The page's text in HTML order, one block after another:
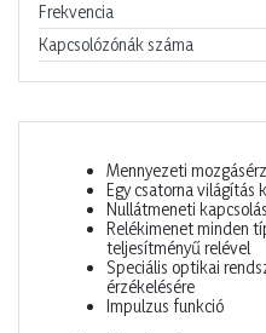
Frekvencia
Kapcsolózónák száma
Mennyezeti
Egy csatorna világítás
Nullátmeneti kapcsolás
Relékimenet minden
teljesítményű relével
Speciális optikai
érzékelésére
Impulzus funkció